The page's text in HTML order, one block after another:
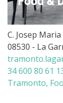
C. Josep
08530 - La
34 600 80 61
Tramonto,